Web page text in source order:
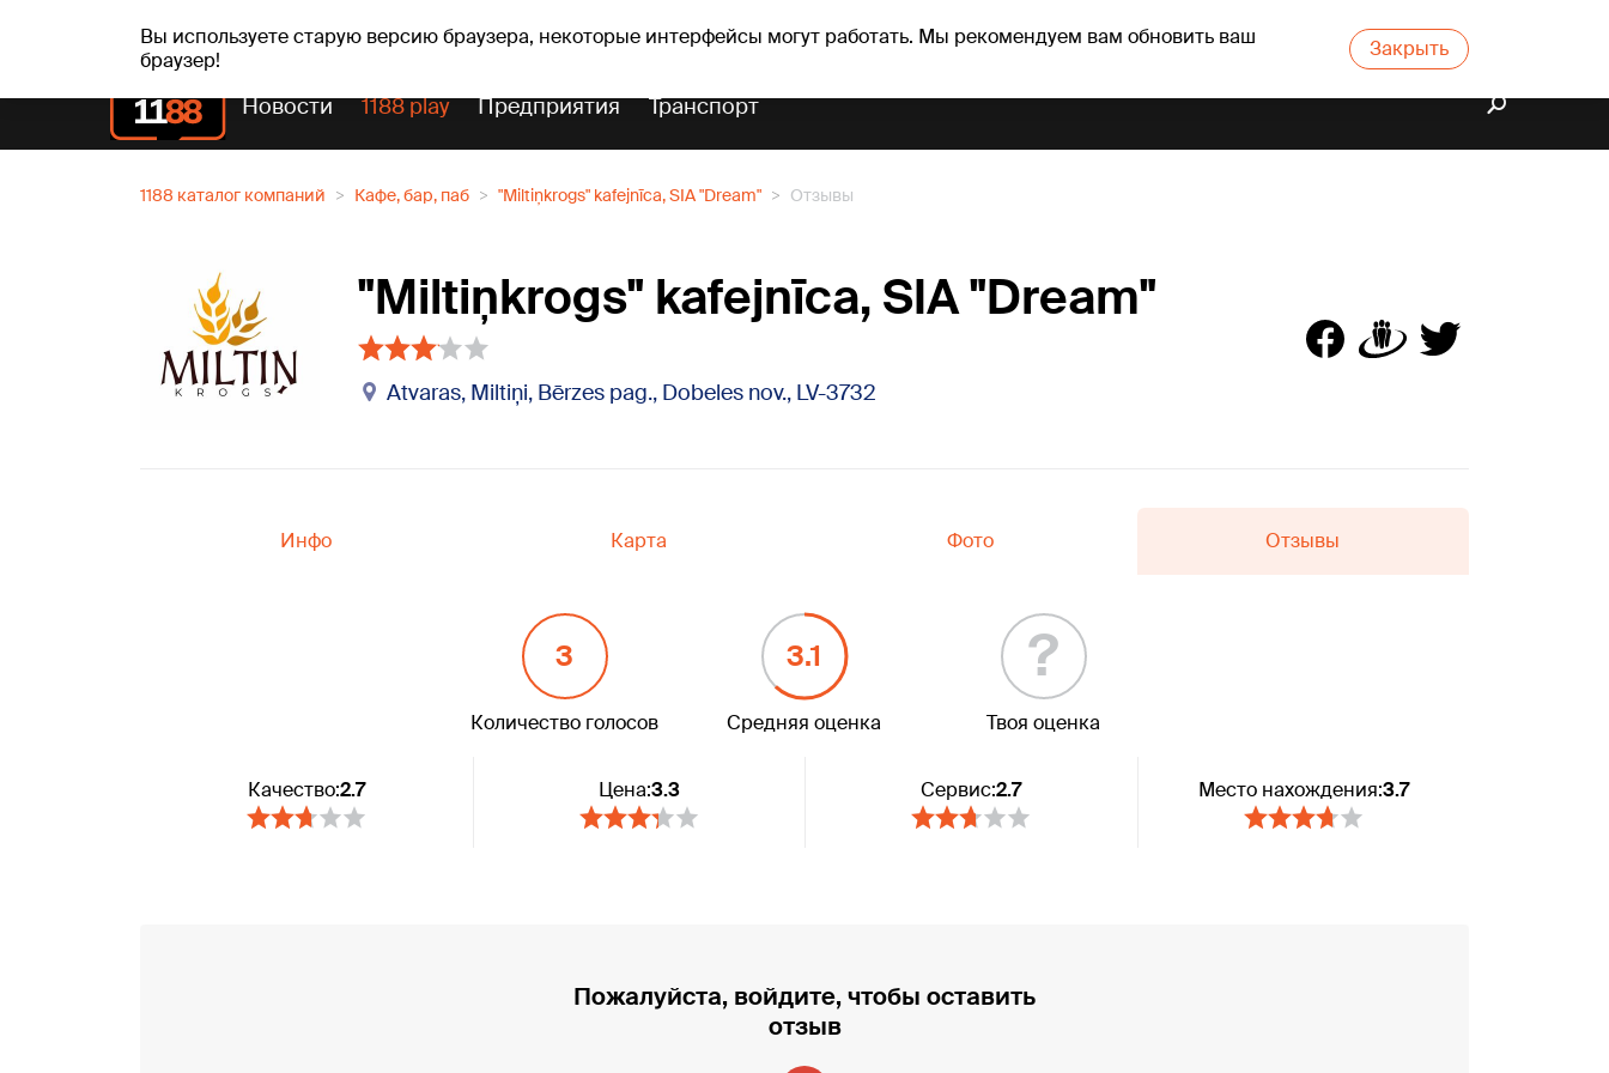
Вы используете старую версию браузера, некоторые интерфейсы могут работать. Мы рекомендуем вам обновить ваш
браузер!
Закрыть
пт, 07.08.2026. +18°C Alfrēds, Fredis, Madars Прогноз погоды Гороскопы
Новости 1188 play Предприятия Транспорт
1188 каталог компаний Кафе, бар, паб "Miltiņkrogs" kafejnīca, SIA "Dream" Отзывы
"Miltiņkrogs" kafejnīca, SIA "Dream"
Atvaras, Miltiņi, Bērzes pag., Dobeles nov., LV-3732
Инфо Карта Фото Отзывы
3
Количество голосов
3.1
Средняя оценка
?
Твоя оценка
Качество:2.7 Цена:3.3 Сервис:2.7 Место нахождения:3.7
Пожалуйста, войдите, чтобы оставить
отзыв